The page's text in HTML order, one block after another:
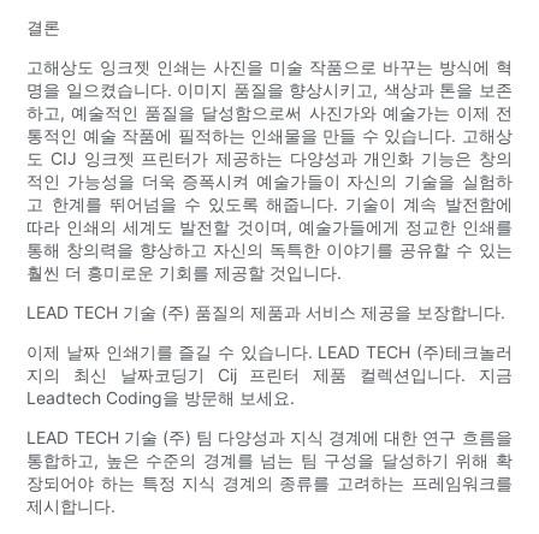
결론
고해상도 잉크젯 인쇄는 사진을 미술 작품으로 바꾸는 방식에 혁
명을 일으켰습니다. 이미지 품질을 향상시키고, 색상과 톤을 보존
하고, 예술적인 품질을 달성함으로써 사진가와 예술가는 이제 전
통적인 예술 작품에 필적하는 인쇄물을 만들 수 있습니다. 고해상
도 CIJ 잉크젯 프린터가 제공하는 다양성과 개인화 기능은 창의
적인 가능성을 더욱 증폭시켜 예술가들이 자신의 기술을 실험하
고 한계를 뛰어넘을 수 있도록 해줍니다. 기술이 계속 발전함에
따라 인쇄의 세계도 발전할 것이며, 예술가들에게 정교한 인쇄를
통해 창의력을 향상하고 자신의 독특한 이야기를 공유할 수 있는
훨씬 더 흥미로운 기회를 제공할 것입니다.
LEAD TECH 기술 (주) 품질의 제품과 서비스 제공을 보장합니다.
이제 날짜 인쇄기를 즐길 수 있습니다. LEAD TECH (주)테크놀러
지의 최신 날짜코딩기 Cij 프린터 제품 컬렉션입니다. 지금
Leadtech Coding을 방문해 보세요.
LEAD TECH 기술 (주) 팀 다양성과 지식 경계에 대한 연구 흐름을
통합하고, 높은 수준의 경계를 넘는 팀 구성을 달성하기 위해 확
장되어야 하는 특정 지식 경계의 종류를 고려하는 프레임워크를
제시합니다.